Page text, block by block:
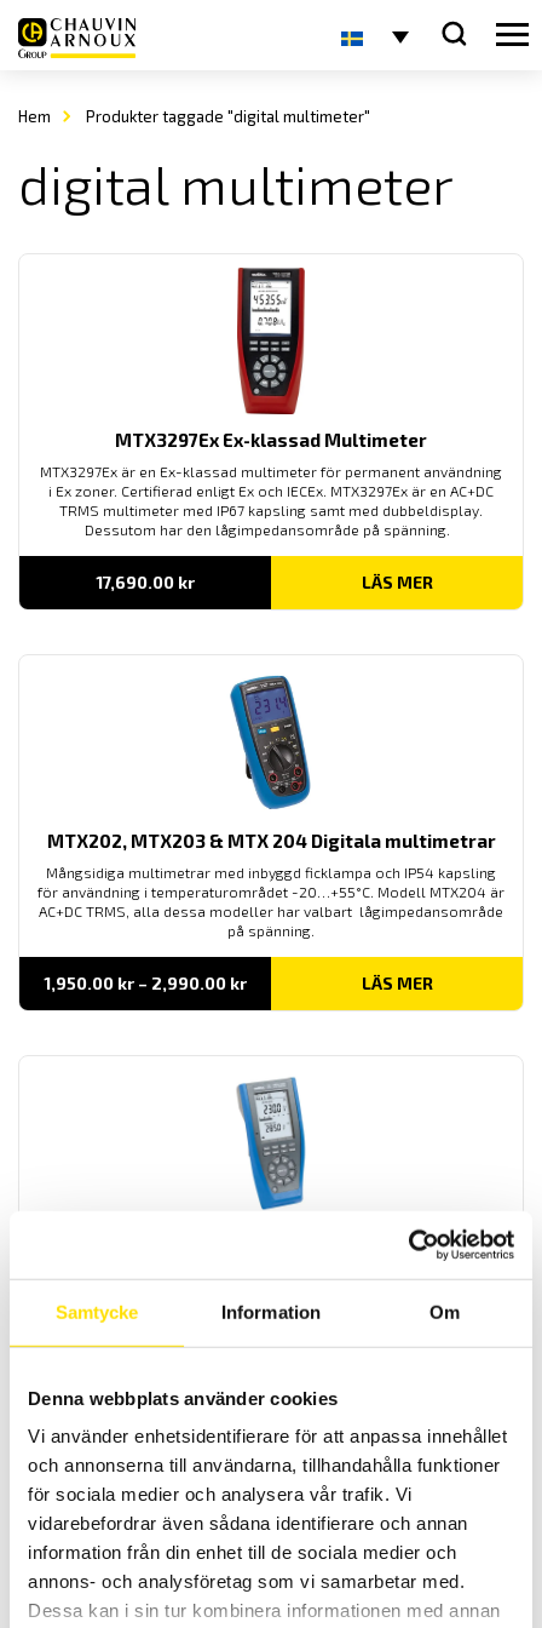
Samtycke Information Om
Denna webbplats använder cookies
Vi använder enhetsidentifierare för att anpassa innehållet
och annonserna till användarna, tillhandahålla funktioner
för sociala medier och analysera vår trafik. Vi
vidarebefordrar även sådana identifierare och annan
information från din enhet till de sociala medier och
annons- och analysföretag som vi samarbetar med.
Dessa kan i sin tur kombinera informationen med annan
Hem Produkter taggade "digital multimeter"
digital multimeter
MTX3297Ex Ex-klassad Multimeter
MTX3297Ex är en Ex-klassad multimeter för permanent användning
i Ex zoner. Certifierad enligt Ex och IECEx. MTX3297Ex är en AC+DC
TRMS multimeter med IP67 kapsling samt med dubbeldisplay.
Dessutom har den lågimpedansområde på spänning.
17,690.00 kr LÄS MER
MTX202, MTX203 & MTX 204 Digitala multimetrar
Mångsidiga multimetrar med inbyggd ficklampa och IP54 kapsling
för användning i temperaturområdet -20…+55°C. Modell MTX204 är
AC+DC TRMS, alla dessa modeller har valbart lågimpedansområde
på spänning.
1,950.00 kr – 2,990.00 krPrisintervall:
till
LÄS MER
MTX3290 & MTX3291 ASYC IV med dubbeldisplay
lågimpedansområde på spänning.
till
CA5231 & CA5233 TRMS multimeterserie